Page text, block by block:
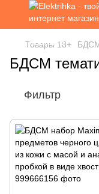
Товары 18+
БДСМ
Фильтр